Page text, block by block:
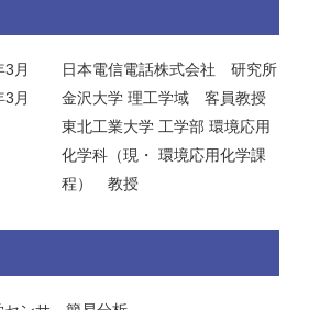
月
日本電信電話株式会社 研究所
月
金沢大学 理工学域 客員教授
東北工業大学 工学部 環境応用
化学科（現・ 環境応用化学課
程） 教授